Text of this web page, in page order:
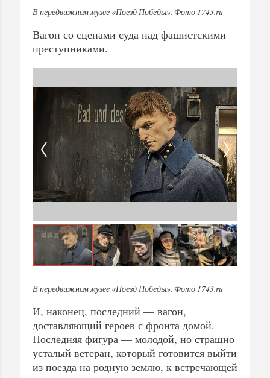
В передвижном музее «Поезд Победы». Фото 1743.ru
Вагон со сценами суда над фашистскими
преступниками.
В передвижном музее «Поезд Победы». Фото 1743.ru
И, наконец, последний — вагон,
доставляющий героев с фронта домой.
Последняя фигура — молодой, но страшно
усталый ветеран, который готовится выйти
из поезда на родную землю, к встречающей